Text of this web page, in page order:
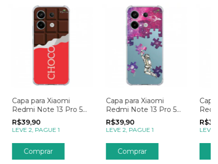
Capa para Xiaomi
Redmi Note 13 Pro 5g
Candy Chocolate
R$39,90
LEVE 2, PAGUE 1
Comprar
Capa para Xiaomi
Redmi Note 13 Pro 5g
Galáxia Explorando o
Universo Rosa
R$39,90
LEVE 2, PAGUE 1
Comprar
LEVE